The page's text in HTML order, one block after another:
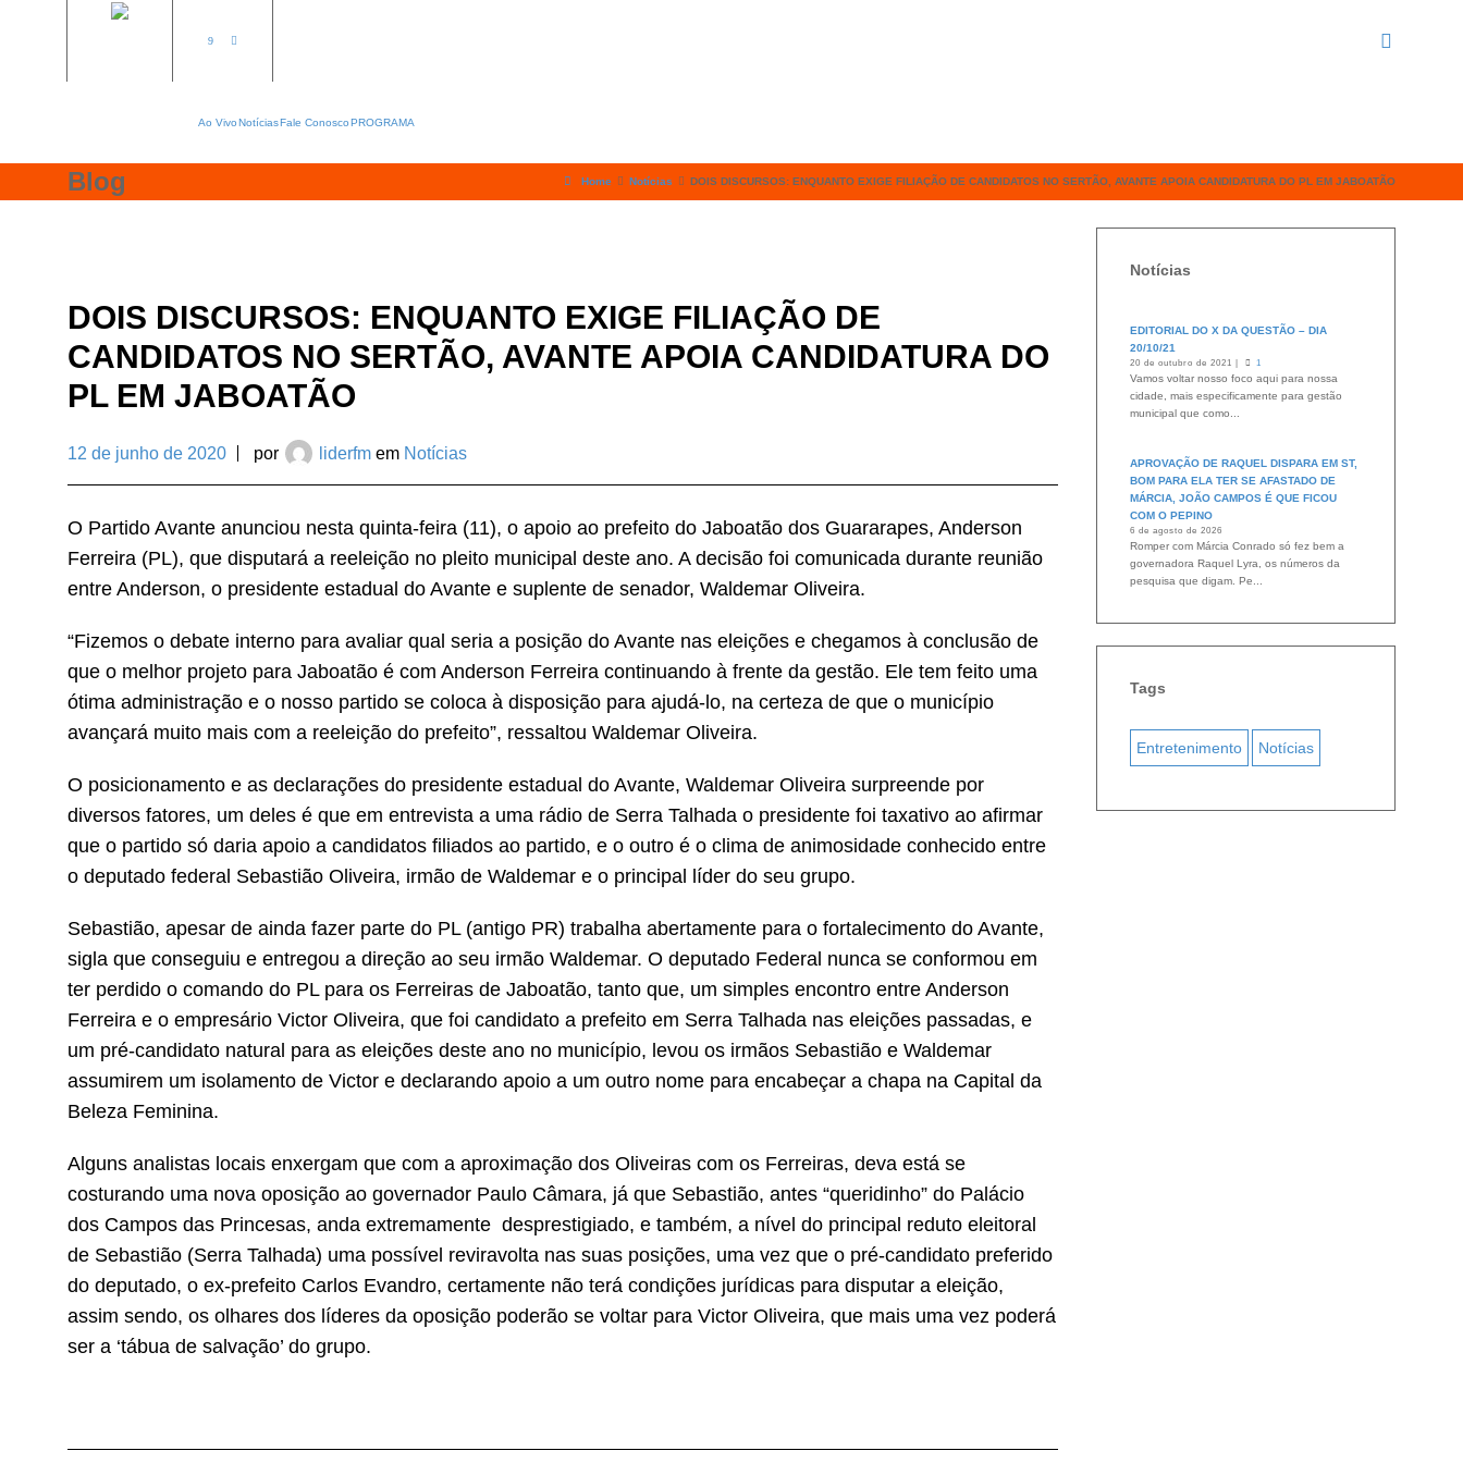
Ao VivoNotíciasFale ConoscoPROGRAMA
Blog Home Notícias DOIS DISCURSOS: ENQUANTO EXIGE FILIAÇÃO DE CANDIDATOS NO SERTÃO, AVANTE APOIA CANDIDATURA DO PL EM JABOATÃO
DOIS DISCURSOS: ENQUANTO EXIGE FILIAÇÃO DE
CANDIDATOS NO SERTÃO, AVANTE APOIA CANDIDATURA DO
PL EM JABOATÃO
12 de junho de 2020 por liderfm em Notícias
O Partido Avante anunciou nesta quinta-feira (11), o apoio ao prefeito do Jaboatão dos Guararapes, Anderson
Ferreira (PL), que disputará a reeleição no pleito municipal deste ano. A decisão foi comunicada durante reunião
entre Anderson, o presidente estadual do Avante e suplente de senador, Waldemar Oliveira.
“Fizemos o debate interno para avaliar qual seria a posição do Avante nas eleições e chegamos à conclusão de
que o melhor projeto para Jaboatão é com Anderson Ferreira continuando à frente da gestão. Ele tem feito uma
ótima administração e o nosso partido se coloca à disposição para ajudá-lo, na certeza de que o município
avançará muito mais com a reeleição do prefeito”, ressaltou Waldemar Oliveira.
O posicionamento e as declarações do presidente estadual do Avante, Waldemar Oliveira surpreende por
diversos fatores, um deles é que em entrevista a uma rádio de Serra Talhada o presidente foi taxativo ao afirmar
que o partido só daria apoio a candidatos filiados ao partido, e o outro é o clima de animosidade conhecido entre
o deputado federal Sebastião Oliveira, irmão de Waldemar e o principal líder do seu grupo.
Sebastião, apesar de ainda fazer parte do PL (antigo PR) trabalha abertamente para o fortalecimento do Avante,
sigla que conseguiu e entregou a direção ao seu irmão Waldemar. O deputado Federal nunca se conformou em
ter perdido o comando do PL para os Ferreiras de Jaboatão, tanto que, um simples encontro entre Anderson
Ferreira e o empresário Victor Oliveira, que foi candidato a prefeito em Serra Talhada nas eleições passadas, e
um pré-candidato natural para as eleições deste ano no município, levou os irmãos Sebastião e Waldemar
assumirem um isolamento de Victor e declarando apoio a um outro nome para encabeçar a chapa na Capital da
Beleza Feminina.
Alguns analistas locais enxergam que com a aproximação dos Oliveiras com os Ferreiras, deva está se
costurando uma nova oposição ao governador Paulo Câmara, já que Sebastião, antes “queridinho” do Palácio
dos Campos das Princesas, anda extremamente desprestigiado, e também, a nível do principal reduto eleitoral
de Sebastião (Serra Talhada) uma possível reviravolta nas suas posições, uma vez que o pré-candidato preferido
do deputado, o ex-prefeito Carlos Evandro, certamente não terá condições jurídicas para disputar a eleição,
assim sendo, os olhares dos líderes da oposição poderão se voltar para Victor Oliveira, que mais uma vez poderá
ser a ‘tábua de salvação’ do grupo.
Notícias
EDITORIAL DO X DA QUESTÃO – DIA
20/10/21
20 de outubro de 2021 | 1
Vamos voltar nosso foco aqui para nossa
cidade, mais especificamente para gestão
municipal que como...
APROVAÇÃO DE RAQUEL DISPARA EM ST,
BOM PARA ELA TER SE AFASTADO DE
MÁRCIA, JOÃO CAMPOS É QUE FICOU
COM O PEPINO
6 de agosto de 2026
Romper com Márcia Conrado só fez bem a
governadora Raquel Lyra, os números da
pesquisa que digam. Pe...
Tags
Entretenimento Notícias